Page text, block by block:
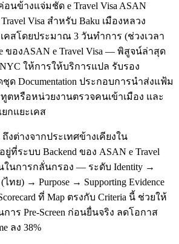
นข้างแจ่มชัด e Travel Visa ASAN
Travel Visa สำหรับ Baku เมืองหลวง
เคสโดยประมาณ 3 วันทำการ (ช่วงเวลา
ของASAN e Travel Visa — พิสูจน์ล่าสุด
ให้การให้บริการแปล รับรอง
ชุด Documentation ประกอบการนำส่งแฟ้ม
ตหรือหน่วยงานตรวจคนเข้าเมือง และ
กแยะเคส
งต่างจากประเทศข้างเคียงใน
ที่ระบบ Backend ของ ASAN e Travel
ในการกลั่นกรอง — ระดับ Identity →
ไทย) → Purpose → Supporting Evidence
ที่ Map ตรงกับ Criteria นี้ ช่วยให้
าร Pre-Screen ก่อนยื่นจริง ลดโอกาส
ลง 38%